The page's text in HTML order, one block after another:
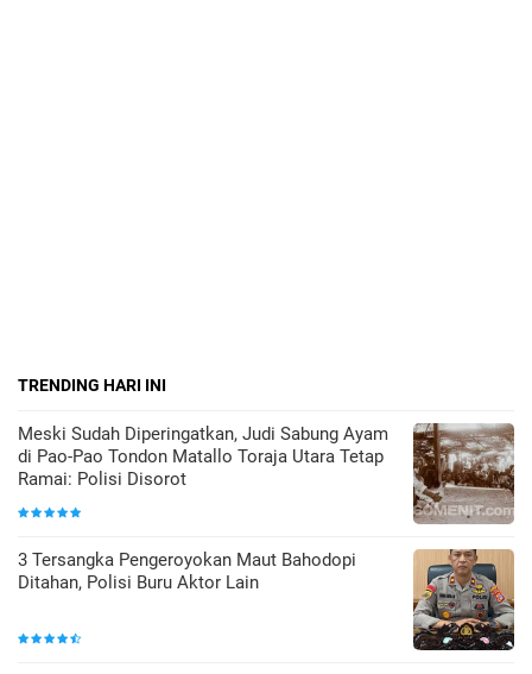
TRENDING HARI INI
Meski Sudah Diperingatkan, Judi Sabung Ayam
di Pao-Pao Tondon Matallo Toraja Utara Tetap
Ramai: Polisi Disorot
3 Tersangka Pengeroyokan Maut Bahodopi
Ditahan, Polisi Buru Aktor Lain